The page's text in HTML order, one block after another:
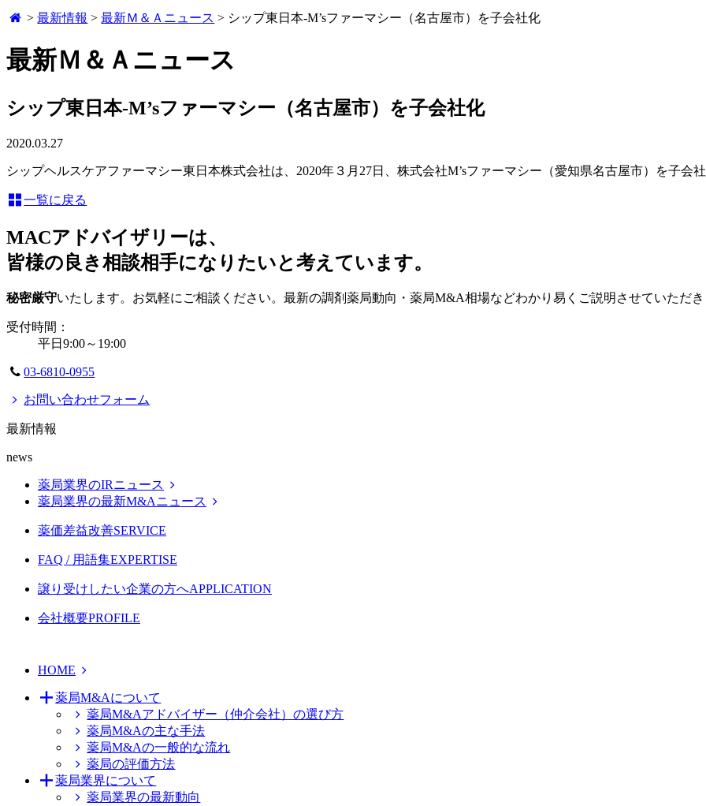
>最新情報 >最新Ｍ＆Ａニュース > シップ東日本-M’sファーマシー（名古屋市）を子会社化
最新Ｍ＆Ａニュース
シップ東日本-M’sファーマシー（名古屋市）を子会社化
2020.03.27
シップヘルスケアファーマシー東日本株式会社は、2020年３月27日、株式会社M’sファーマシー（愛知県名古屋市）を子会
一覧に戻る
MACアドバイザリーは、
皆様の良き相談相手になりたいと考えています。
秘密厳守いたします。お気軽にご相談ください。最新の調剤薬局動向・薬局M&A相場などわかり易くご説明させていただ
受付時間：
平日9:00～19:00
03-6810-0955
お問い合わせフォーム
最新情報
news
薬局業界のIRニュース
薬局業界の最新M&Aニュース
薬価差益改善SERVICE
FAQ / 用語集EXPERTISE
譲り受けしたい企業の方へAPPLICATION
会社概要PROFILE
HOME
薬局M&Aについて
薬局M&Aアドバイザー（仲介会社）の選び方
薬局M&Aの主な手法
薬局M&Aの一般的な流れ
薬局の評価方法
薬局業界について
薬局業界の最新動向